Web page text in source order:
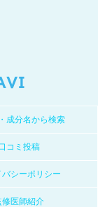
成分名から検索
コミ投稿
バシーポリシー
修医師紹介